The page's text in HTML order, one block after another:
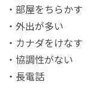
・部屋をちらかす
・外出が多い
・カナダをけなす
・協調性がない
・長電話